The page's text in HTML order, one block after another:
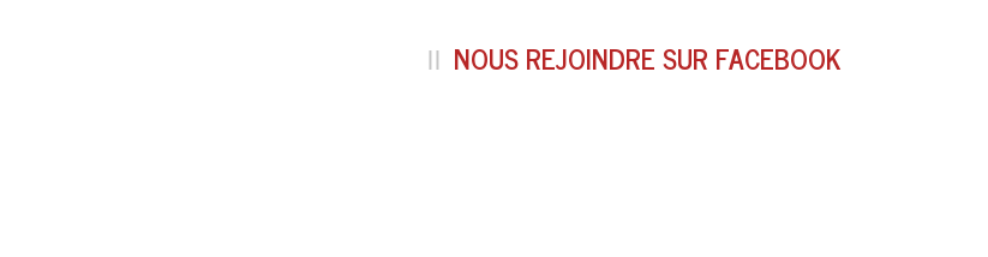
NOUS REJOINDRE SUR FACEBOOK